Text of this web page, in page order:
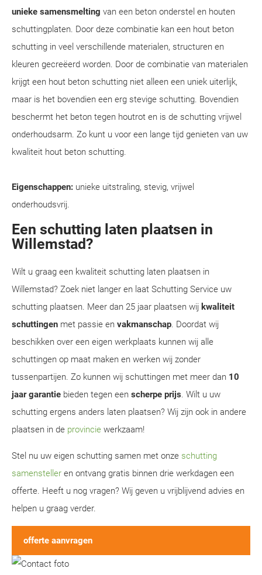
unieke samensmelting van een beton onderstel en houten
schuttingplaten. Door deze combinatie kan een hout beton
schutting in veel verschillende materialen, structuren en
kleuren gecreëerd worden. Door de combinatie van materialen
krijgt een hout beton schutting niet alleen een uniek uiterlijk,
maar is het bovendien een erg stevige schutting. Bovendien
beschermt het beton tegen houtrot en is de schutting vrijwel
onderhoudsarm. Zo kunt u voor een lange tijd genieten van uw
kwaliteit hout beton schutting.
Eigenschappen: unieke uitstraling, stevig, vrijwel
onderhoudsvrij.
Een schutting laten plaatsen in
Willemstad?
Wilt u graag een kwaliteit schutting laten plaatsen in
Willemstad? Zoek niet langer en laat Schutting Service uw
schutting plaatsen. Meer dan 25 jaar plaatsen wij kwaliteit
schuttingen met passie en vakmanschap. Doordat wij
beschikken over een eigen werkplaats kunnen wij alle
schuttingen op maat maken en werken wij zonder
tussenpartijen. Zo kunnen wij schuttingen met meer dan 10
jaar garantie bieden tegen een scherpe prijs. Wilt u uw
schutting ergens anders laten plaatsen? Wij zijn ook in andere
plaatsen in de provincie werkzaam!
Stel nu uw eigen schutting samen met onze schutting
samensteller en ontvang gratis binnen drie werkdagen een
offerte. Heeft u nog vragen? Wij geven u vrijblijvend advies en
helpen u graag verder.
offerte aanvragen